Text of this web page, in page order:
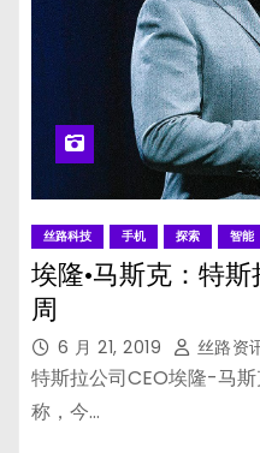
丝路科技 手机 探索 智能
埃隆·马斯克：特
周
6 月 21, 2019 丝路资
特斯拉公司CEO埃隆-马
称，今…